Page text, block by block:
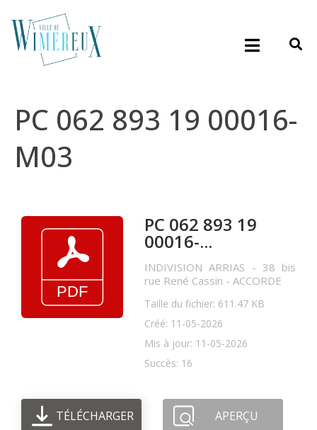
PC 062 893 19 00016-
M03
PC 062 893 19
00016-...
INDIVISION ARRIAS - 38 bis
rue René Cassin - ACCORDE
Taille du fichier: 611.47 KB
Créé: 11-05-2026
Mis à jour: 11-05-2026
Succès: 16
TÉLÉCHARGER APERÇU